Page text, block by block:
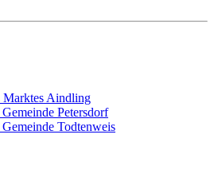
Marktes Aindling
Petersdorf
Todtenweis